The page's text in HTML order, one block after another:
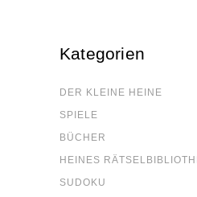
Kate­go­rien
DER KLEI­NE HEINE
SPIE­LE
BÜCHER
HEI­NES
SUDO­KU